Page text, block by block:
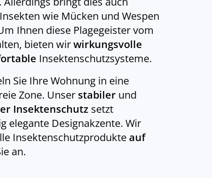
wie Mücken und Wespen
Ihnen diese Plagegeister vom
bieten wirwirkungsvolle
Insektenschutzsysteme.
Sie Ihre Wohnung in eine
Zone. Unser stabiler und
Insektenschutz setzt
elegante Designakzente. Wir
Insektenschutzprodukteauf
an.